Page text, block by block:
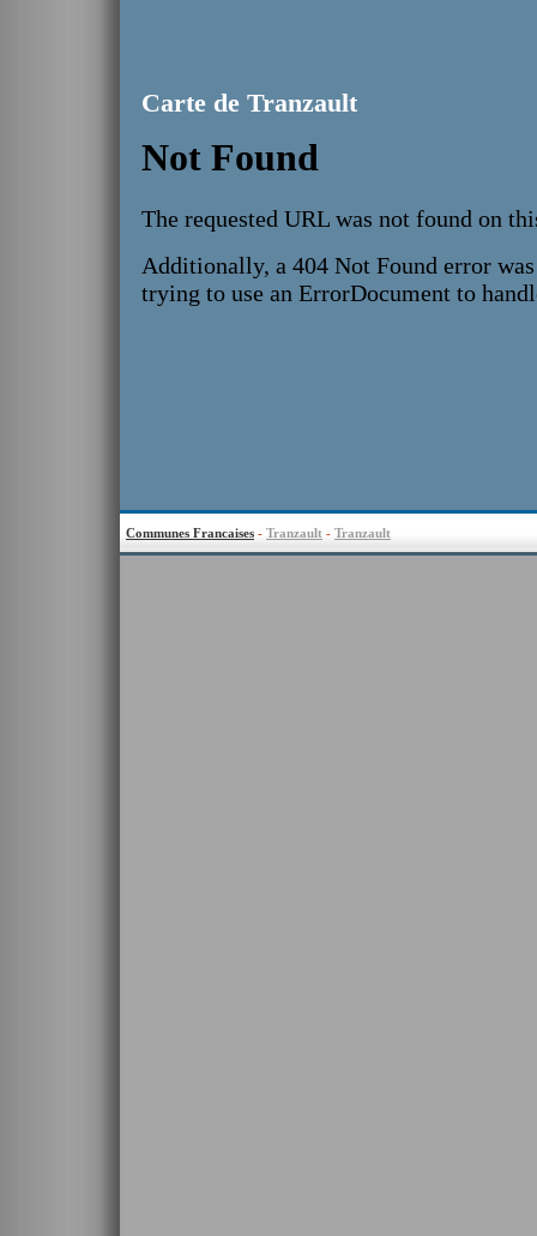
Carte de Tranzault
Communes Francaises - Tranzault - Tranzault